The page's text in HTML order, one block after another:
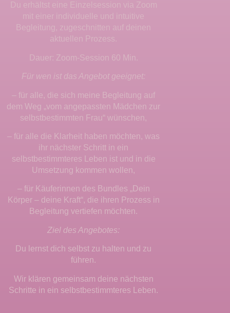
Du erhältst eine Einzelsession via Zoom
mit einer individuelle und intuitive
Begleitung, zugeschnitten auf deinen
aktuellen Prozess.
Dauer: Zoom-Session 60 Min.
Für wen ist das Angebot geeignet:
– für alle, die sich meine Begleitung auf
dem Weg „vom angepassten Mädchen zur
selbstbestimmten Frau“ wünschen,
– für alle die Klarheit haben möchten, was
ihr nächster Schritt in ein
selbstbestimmteres Leben ist und in die
Umsetzung kommen wollen,
– für Käuferinnen des Bundles „Dein
Körper – deine Kraft“, die ihren Prozess in
Begleitung vertiefen möchten.
Ziel des Angebotes:
Du lernst dich selbst zu halten und zu
führen.
Wir klären gemeinsam deine nächsten
Schritte in ein selbstbestimmteres Leben.